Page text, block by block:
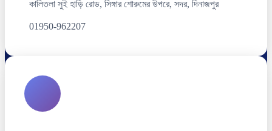
কালিতলা সুই হাড়ি রোড, সিঙ্গার শোরুমের উপরে, সদর, দিনাজপুর
01950-962207